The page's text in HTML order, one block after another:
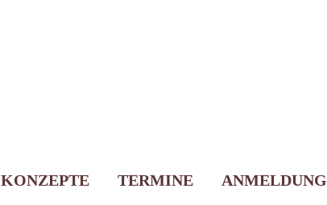
KONZEPTE TERMINE ANMELDUNG
Liebevolle Kinderbetreuung